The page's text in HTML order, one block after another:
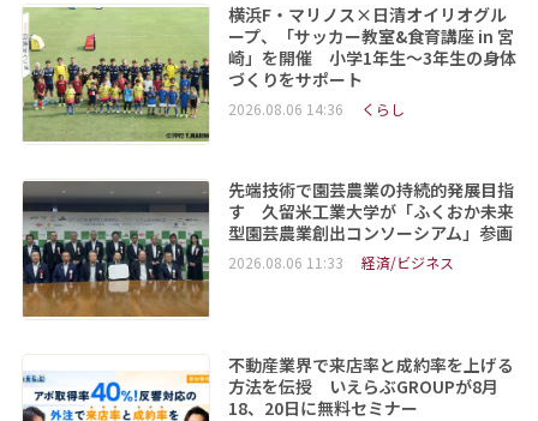
横浜F・マリノス×日清オイリオグル
ープ、「サッカー教室&食育講座 in 宮
崎」を開催 小学1年生～3年生の身体
づくりをサポート
2026.08.06 14:36 くらし
先端技術で園芸農業の持続的発展目指
す 久留米工業大学が「ふくおか未来
型園芸農業創出コンソーシアム」参画
2026.08.06 11:33 経済/ビジネス
不動産業界で来店率と成約率を上げる
方法を伝授 いえらぶGROUPが8月
18、20日に無料セミナー